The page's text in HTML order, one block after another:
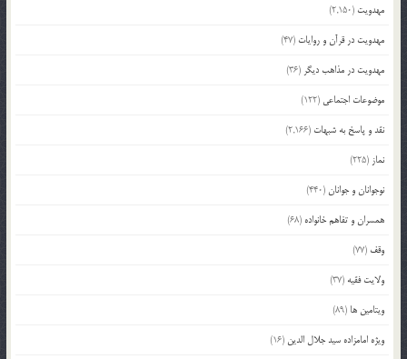
مهدویت (2,150)
مهدویت در قرآن و روایات (47)
مهدویت در مذاهب دیگر (36)
موضوعات اجتماعی (122)
نقد و پاسخ به شبهات (2,166)
نماز (225)
نوجوانان و جوانان(440)
همسران و تفاهم خانواده (68)
وقف (77)
ولایت فقیه (37)
ویتامین ها (89)
ویژه امامزاده سید جلال الدین (16)